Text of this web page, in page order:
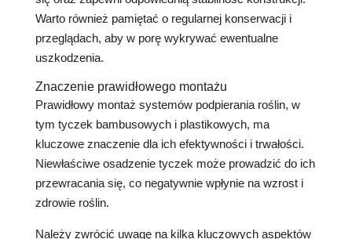
Warto również pamiętać o regularnej konserwacji i
przeglądach, aby w porę wykrywać ewentualne
uszkodzenia.
Znaczenie prawidłowego montażu
Prawidłowy montaż systemów podpierania roślin, w
tym tyczek bambusowych i plastikowych, ma
kluczowe znaczenie dla ich efektywności i trwałości.
Niewłaściwe osadzenie tyczek może prowadzić do ich
przewracania się, co negatywnie wpłynie na wzrost i
zdrowie roślin.
Należy zwrócić uwagę na kilka kluczowych aspektów